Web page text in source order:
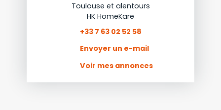
Toulouse et alentours
HK HomeKare
+33 7 63 02 52 58
Envoyer un e-mail
Voir mes annonces